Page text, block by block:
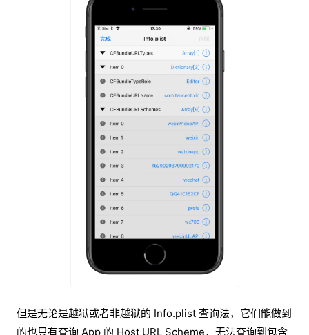
但是无论是越狱或者非越狱的 Info.plist 查询法，它们能做到
的也只有查询 App 的 Host URL Scheme，无法查询到包含